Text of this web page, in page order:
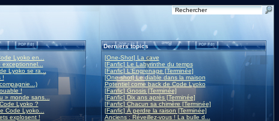
Lyoko en...
Lyoko se ra...
!
!
» monde sans...
Lyoko ?
Code Lyoko...
explosent !
Derniers topics
[One-Shot] La cave
[Fanfic] Le Labyrinthe du temps
[Fanfic] L'Engrenage [Terminée]
[One-shot] Le diable dans la maison
Potentiel come back de Code Lyoko
[Fanfic] Gnosis [Terminée]
[Fanfic] Dix ans après [Terminée]
[Fanfic] Chacun sa chimère [Terminée]
[Fanfic] À perdre la raison [Terminée]
Anciens : Réveillez-vous ! La bulle d...